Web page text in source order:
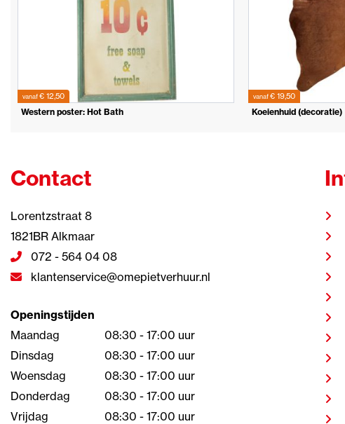
vanaf€ 12,50
Western poster: Hot Bath
vanaf€ 19,50
Koeienhuid (decoratie)
Contact
Lorentzstraat 8
1821BR Alkmaar
072 - 564 04 08
klantenservice@omepietverhuur.nl
Openingstijden
Maandag
08:30 - 17:00 uur
Dinsdag
08:30 - 17:00 uur
Woensdag
08:30 - 17:00 uur
Donderdag
08:30 - 17:00 uur
Vrijdag
08:30 - 17:00 uur